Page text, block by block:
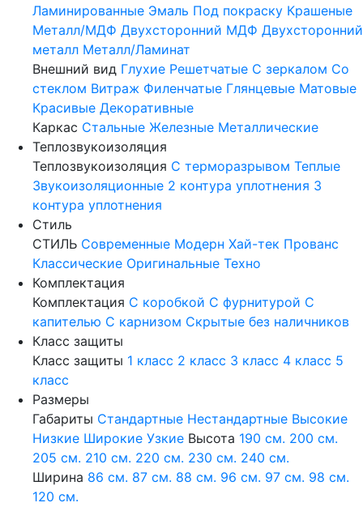
Ламинированные Эмаль Под покраску Крашеные
Металл/МДФ Двухсторонний МДФ Двухсторонний
металл Металл/Ламинат
Внешний вид Глухие Решетчатые С зеркалом Со
стеклом Витраж Филенчатые Глянцевые Матовые
Красивые Декоративные
Каркас Стальные Железные Металлические
Теплозвукоизоляция
Теплозвукоизоляция С терморазрывом Теплые
Звукоизоляционные 2 контура уплотнения 3
контура уплотнения
Стиль
СТИЛЬ Современные Модерн Хай-тек Прованс
Классические Оригинальные Техно
Комплектация
Комплектация С коробкой С фурнитурой С
капителью С карнизом Скрытые без наличников
Класс защиты
Класс защиты 1 класс 2 класс 3 класс 4 класс 5
класс
Размеры
Габариты Стандартные Нестандартные Высокие
Низкие Широкие Узкие Высота 190 см. 200 см.
205 см. 210 см. 220 см. 230 см. 240 см.
Ширина 86 см. 87 см. 88 см. 96 см. 97 см. 98 см.
120 см.